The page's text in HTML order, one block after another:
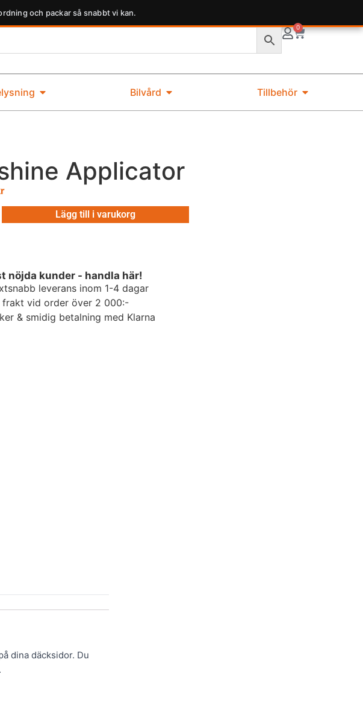
och packar så snabbt vi kan.
0
Bilvård Tillbehör
Applicator
Lägg till i varukorg
nöjda kunder - handla här!
leverans inom 1-4 dagar
frakt vid order över 2 000:-
& smidig betalning med Klarna
dina däcksidor. Du